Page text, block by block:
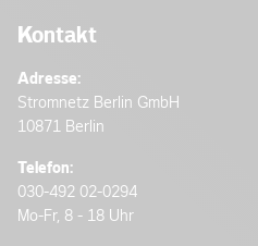
Kontakt
Adresse:
Stromnetz Berlin GmbH
10871 Berlin
Telefon:
030-492 02-0294
Mo-Fr, 8 - 18 Uhr